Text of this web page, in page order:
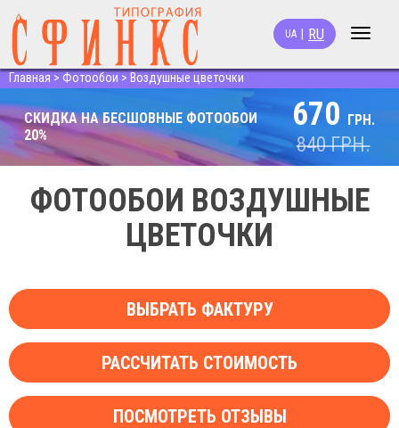
Toggle
UA RU
Главная > Фотообои > Воздушные цветочки
СКИДКА НА БЕСШОВНЫЕ ФОТООБОИ
20%
670 ГРН.
840ГРН.
ФОТООБОИ ВОЗДУШНЫЕ
ЦВЕТОЧКИ
ВЫБРАТЬ ФАКТУРУ
РАССЧИТАТЬ СТОИМОСТЬ
ПОСМОТРЕТЬ ОТЗЫВЫ